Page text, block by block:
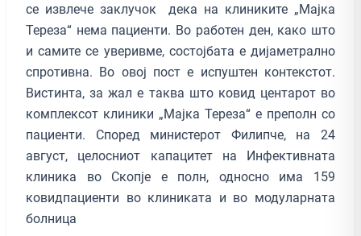
се извлече заклучок дека на клиниките „Мајка
Тереза“ нема пациенти. Во работен ден, како што
и самите се уверивме, состојбата е дијаметрално
спротивна. Во овој пост е испуштен контекстот.
Вистинта, за жал е таква што ковид центарот во
комплексот клиники „Мајка Тереза“ е преполн со
пациенти. Според министерот Филипче, на 24
август, целосниот капацитет на Инфективната
клиника во Скопје е полн, односно има 159
ковидпациенти во клиниката и во модуларната
болница